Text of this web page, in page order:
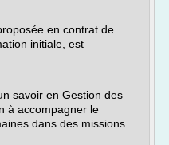
en contrat de
initiale, est
savoir en Gestion des
à accompagner le
dans des missions